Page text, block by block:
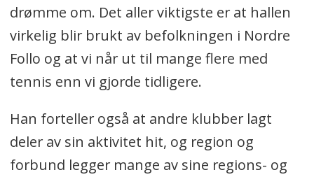
drømme om. Det aller viktigste er at hallen
virkelig blir brukt av befolkningen i Nordre
Follo og at vi når ut til mange flere med
tennis enn vi gjorde tidligere.
Han forteller også at andre klubber lagt
deler av sin aktivitet hit, og region og
forbund legger mange av sine regions- og